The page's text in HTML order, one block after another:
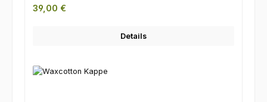
Regulärer Preis:
39,00 €
Details